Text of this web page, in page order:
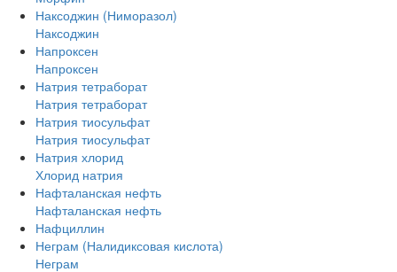
Наксоджин (Ниморазол)
Наксоджин
Напроксен
Напроксен
Натрия тетраборат
Натрия тетраборат
Натрия тиосульфат
Натрия тиосульфат
Натрия хлорид
Хлорид натрия
Нафталанская нефть
Нафталанская нефть
Нафциллин
Неграм (Налидиксовая кислота)
Неграм